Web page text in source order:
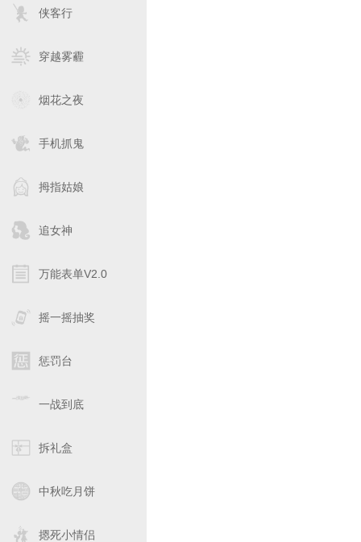
侠客行
穿越雾霾
烟花之夜
手机抓鬼
拇指姑娘
追女神
万能表单V2.0
摇一摇抽奖
惩罚台
一战到底
拆礼盒
中秋吃月饼
摁死小情侣